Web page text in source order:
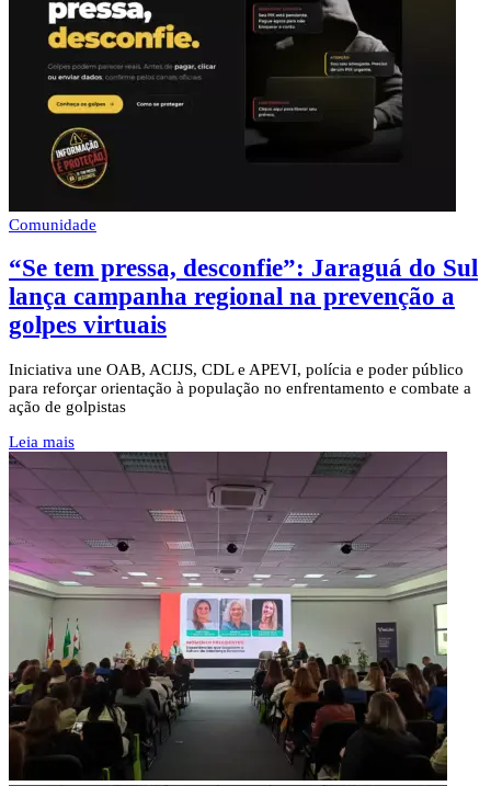
Comunidade
“Se tem pressa, desconfie”: Jaraguá do Sul
lança campanha regional na prevenção a
golpes virtuais
Iniciativa une OAB, ACIJS, CDL e APEVI, polícia e poder público
para reforçar orientação à população no enfrentamento e combate a
ação de golpistas
Leia mais